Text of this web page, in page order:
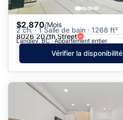
$2,870/Mois
2 ch. · 1 Salle de bain · 1268 ft²
8026 207th Street
Langley, BC · Appartement entier
Vérifier la disponibilité